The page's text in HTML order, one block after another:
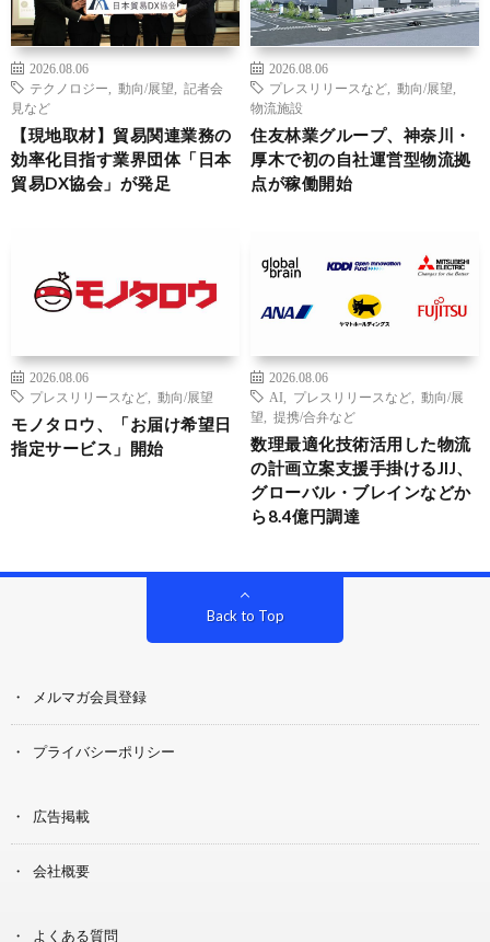
2026.08.06
テクノロジー
動向/展望
記者会
見など
【現地取材】貿易関連業務の
効率化目指す業界団体「日本
貿易DX協会」が発足
2026.08.06
プレスリリースなど
動向/展望
物流施設
住友林業グループ、神奈川・
厚木で初の自社運営型物流拠
点が稼働開始
2026.08.06
プレスリリースなど
動向/展望
モノタロウ、「お届け希望日
指定サービス」開始
2026.08.06
AI
プレスリリースなど
動向/展
望
提携/合弁など
数理最適化技術活用した物流
の計画立案支援手掛けるJIJ、
グローバル・ブレインなどか
ら8.4億円調達
Back to Top
メルマガ会員登録
プライバシーポリシー
広告掲載
会社概要
よくある質問